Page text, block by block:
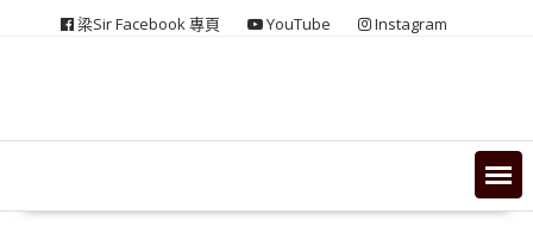
梁Sir Facebook 專頁 YouTube Instagram